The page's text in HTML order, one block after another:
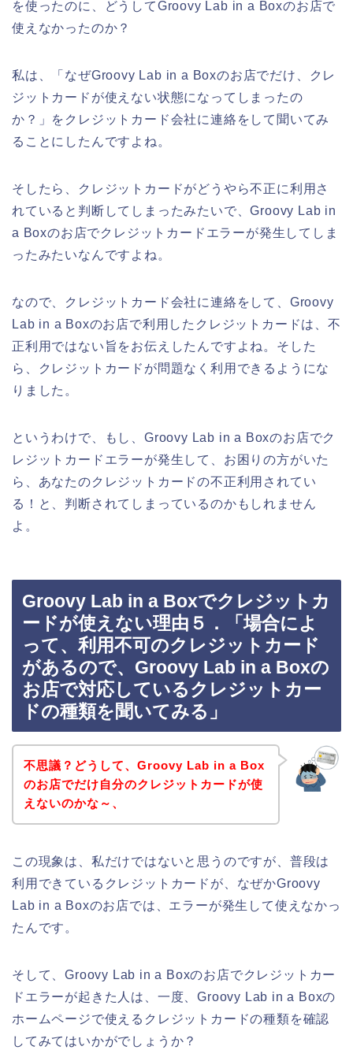
を使ったのに、どうしてGroovy Lab in a Boxのお店で
使えなかったのか？
私は、「なぜGroovy Lab in a Boxのお店でだけ、クレ
ジットカードが使えない状態になってしまったの
か？」をクレジットカード会社に連絡をして聞いてみ
ることにしたんですよね。
そしたら、クレジットカードがどうやら不正に利用さ
れていると判断してしまったみたいで、Groovy Lab in
a Boxのお店でクレジットカードエラーが発生してしま
ったみたいなんですよね。
なので、クレジットカード会社に連絡をして、Groovy
Lab in a Boxのお店で利用したクレジットカードは、不
正利用ではない旨をお伝えしたんですよね。そした
ら、クレジットカードが問題なく利用できるようにな
りました。
というわけで、もし、Groovy Lab in a Boxのお店でク
レジットカードエラーが発生して、お困りの方がいた
ら、あなたのクレジットカードの不正利用されてい
る！と、判断されてしまっているのかもしれません
よ。
Groovy Lab in a Boxでクレジットカ
ードが使えない理由５．「場合によ
って、利用不可のクレジットカード
があるので、Groovy Lab in a Boxの
お店で対応しているクレジットカー
ドの種類を聞いてみる」
不思議？どうして、Groovy Lab in a Box
のお店でだけ自分のクレジットカードが使
えないのかな～、
この現象は、私だけではないと思うのですが、普段は
利用できているクレジットカードが、なぜかGroovy
Lab in a Boxのお店では、エラーが発生して使えなかっ
たんです。
そして、Groovy Lab in a Boxのお店でクレジットカー
ドエラーが起きた人は、一度、Groovy Lab in a Boxの
ホームページで使えるクレジットカードの種類を確認
してみてはいかがでしょうか？